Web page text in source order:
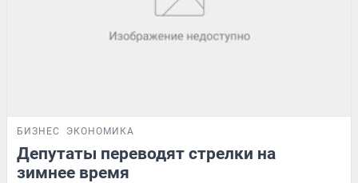
БИЗНЕС ЭКОНОМИКА
Депутаты переводят стрелки на
зимнее время